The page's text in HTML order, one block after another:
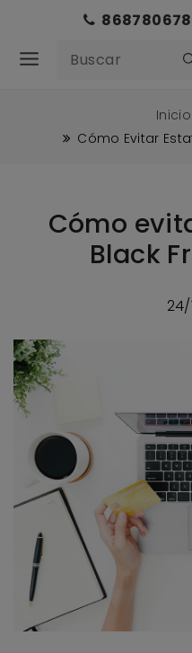
868780678
Inicio
Cómo Evitar
Cómo
Black
24/